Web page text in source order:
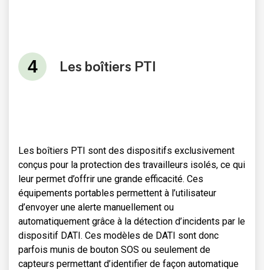
Les boîtiers PTI
Les boîtiers PTI sont des dispositifs exclusivement
conçus pour la protection des travailleurs isolés, ce qui
leur permet d’offrir une grande efficacité. Ces
équipements portables permettent à l’utilisateur
d’envoyer une alerte manuellement ou
automatiquement grâce à la détection d’incidents par le
dispositif DATI. Ces modèles de DATI sont donc
parfois munis de bouton SOS ou seulement de
capteurs permettant d’identifier de façon automatique